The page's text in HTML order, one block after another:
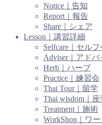
Notice｜告知
Report｜報告
Share｜シェア
Lesson｜講習詳細
Selfcare｜セル
Adviser｜アド
Herb｜ハーブ
Practice｜練習会
Thai Tour｜留学
Thai wisdom｜座
Treatment｜施術
WorkShop｜ワ